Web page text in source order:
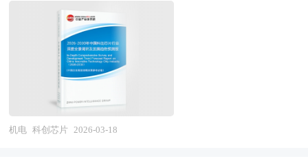
府或企业为实现产业发展目标而创立的特殊区位环
境。 产业园区的一般特征是大量企业在一定区域
的集中。但是，企业在地理位置上的集中和公共物
品的共享并不必然产生聚集效应。产业园区的发展
有赖于园内企业的产业关联性或者业务关联所形成
的协同效应。当共享行为对成本状况与差异化驱动
院发展研究中心、国家海关总署、全国商业信息中
心、中国经济景气监测中心、中国行业研究网、全
国及海外相关报刊杂志的基础信息以及半导体智能
制造行业研究单位等公布和提供的大量资料。报告
对我国半导体智能制造行业的供需状况、发展现
状、子行业发展变化等进行了分析，重点分析了国
内外半导体智能制造行业的发展现状、如何面对行
式变革；装备升级维度，随着大马力高端智能拖拉
机、大型高效联合收割机及丘陵山区专用机械的国
产化突破，农机装备结构将向大型化、智能化、绿
色化方向优化；能源转型维度，电动农机、氢能农
机及混合动力系统的田间适应性改进与商业化推
广，将重塑农机能源结构与碳足迹；服务创新维
模、制造效率与成本控制上建立全球领先优势。技
术演进层面，磷酸铁锂与三元材料体系持续优化，
半固态电池进入量产前夜，全固态电池、钠离子电
池等下一代技术路线研发加速，电池系统集成技术
从模组化向无模组、电池底盘一体化
（CTC/CTB）演进，系统能量密度与体积利用率
显著提升。市场格局方面，行业集中度持续提高，
芯片并非一个独立的行业分类，而是基于科创板的
设立初衷所形成的特定概念板块。科创板自设立以
来，便以“硬科技”为核心定位，重点支持新一代信
息技术、高端装备、新材料等战略性新兴产业，而
半导体芯片作为信息技术产业的基石，自然成为科
创板重点吸纳的领域。 因此，“科创芯片”首先是一
机电 科创芯片 2026-03-18